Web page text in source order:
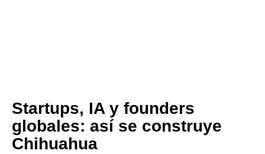
Startups, IA y founders
globales: así se construye
Chihuahua